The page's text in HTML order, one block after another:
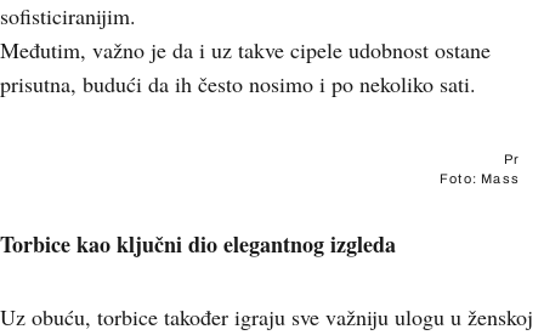
sofisticiranijim.
Međutim, važno je da i uz takve cipele udobnost ostane
prisutna, budući da ih često nosimo i po nekoliko sati.
Pr
Foto: Mass
Torbice kao ključni dio elegantnog izgleda
Uz obuću, torbice također igraju sve važniju ulogu u ženskoj